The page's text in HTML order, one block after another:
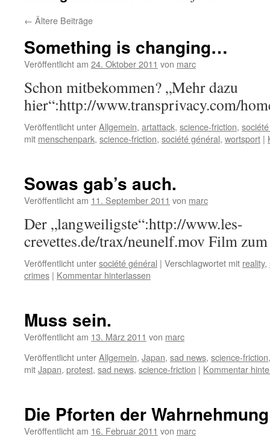
← Ältere Beiträge
Something is changing…
Veröffentlicht am 24. Oktober 2011 von marc
Schon mitbekommen? „Mehr dazu
hier“:http://www.transprivacy.com/
Veröffentlicht unterAllgemein, artattack, science-friction,
mit menschenpark, science-friction, société général, wortsport |
Sowas gab’s auch.
Veröffentlicht am 11. September 2011 von marc
Der „langweiligste“:http://www.les-
crevettes.de/trax/neunelf.mov Film zum
Veröffentlicht untersociété général | Verschlagwortet mit reality,
crimes | Kommentar hinterlassen
Muss sein.
Veröffentlicht am 13. März 2011 von marc
Veröffentlicht unterAllgemein, Japan, sad news, science-friction
mitJapan, protest, sad news, science-friction | Kommentar
Die Pforten der Wahrnehmung
Veröffentlicht am 16. Februar 2011 von marc